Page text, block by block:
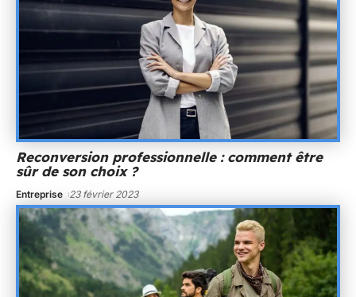
Reconversion professionnelle : comment être
sûr de son choix ?
Entreprise 23 février 2023